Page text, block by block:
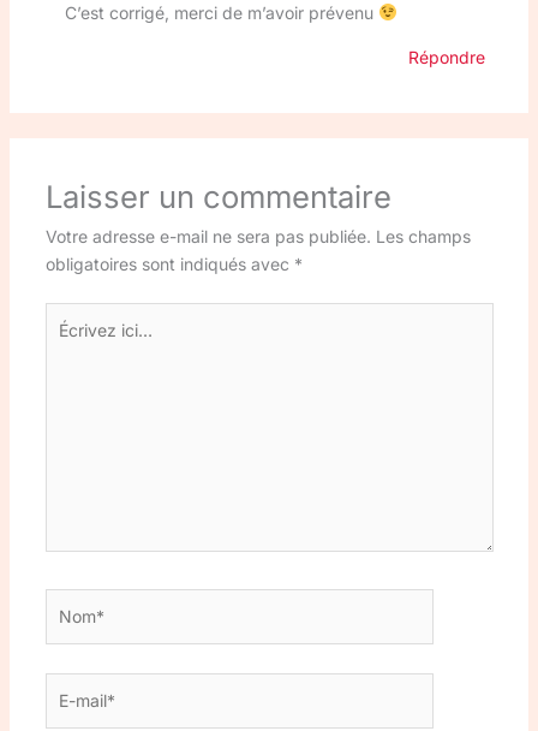
C’est corrigé, merci de m’avoir prévenu
Répondre
Laisser un commentaire
Votre adresse e-mail ne sera pas publiée. Les champs
obligatoires sont indiqués avec *
Écrivez
ici…
mail*